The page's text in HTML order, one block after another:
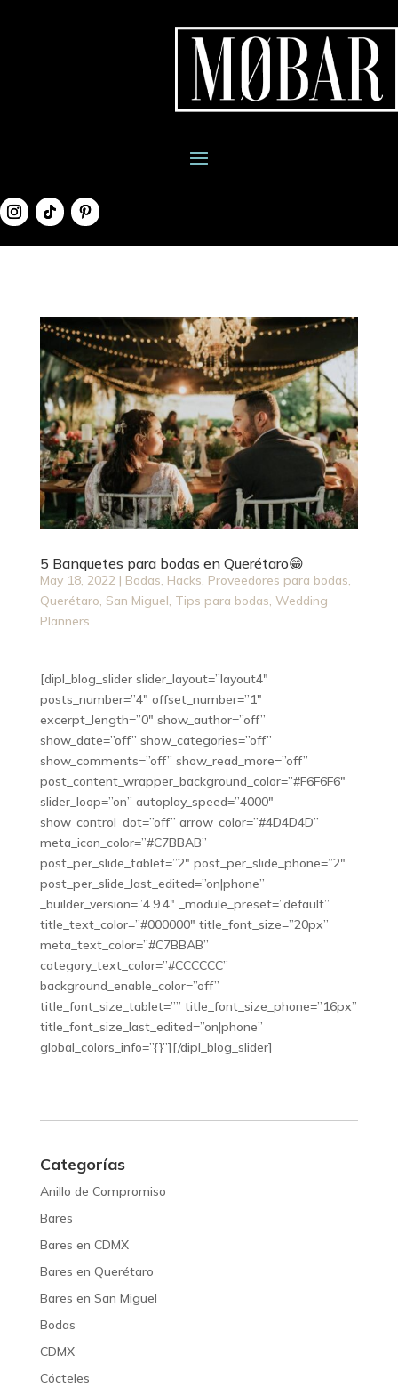
5 Banquetes para bodas en Querétaro😁
May 18, 2022 | Bodas, Hacks, Proveedores para bodas,
Querétaro, San Miguel, Tips para bodas, Wedding
Planners
[dipl_blog_slider slider_layout=”layout4″
posts_number=”4″ offset_number=”1″
excerpt_length=”0″ show_author=”off”
show_date=”off” show_categories=”off”
show_comments=”off” show_read_more=”off”
post_content_wrapper_background_color=”#F6F6F6″
slider_loop=”on” autoplay_speed=”4000″
show_control_dot=”off” arrow_color=”#4D4D4D”
meta_icon_color=”#C7BBAB”
post_per_slide_tablet=”2″ post_per_slide_phone=”2″
post_per_slide_last_edited=”on|phone”
_builder_version=”4.9.4″ _module_preset=”default”
title_text_color=”#000000″ title_font_size=”20px”
meta_text_color=”#C7BBAB”
category_text_color=”#CCCCCC”
background_enable_color=”off”
title_font_size_tablet=”” title_font_size_phone=”16px”
title_font_size_last_edited=”on|phone”
global_colors_info=”{}”][/dipl_blog_slider]
Categorías
Anillo de Compromiso
Bares
Bares en CDMX
Bares en Querétaro
Bares en San Miguel
Bodas
CDMX
Cócteles